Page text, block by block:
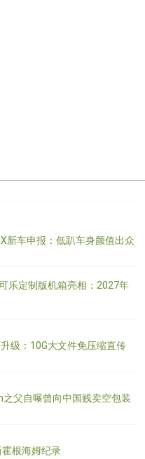
新车申报：低趴车身颜值出众
乐定制版机箱亮相：2027年
级：10G大文件免压缩直传
父自曝曾向中国贱卖空包装
根海姆纪录